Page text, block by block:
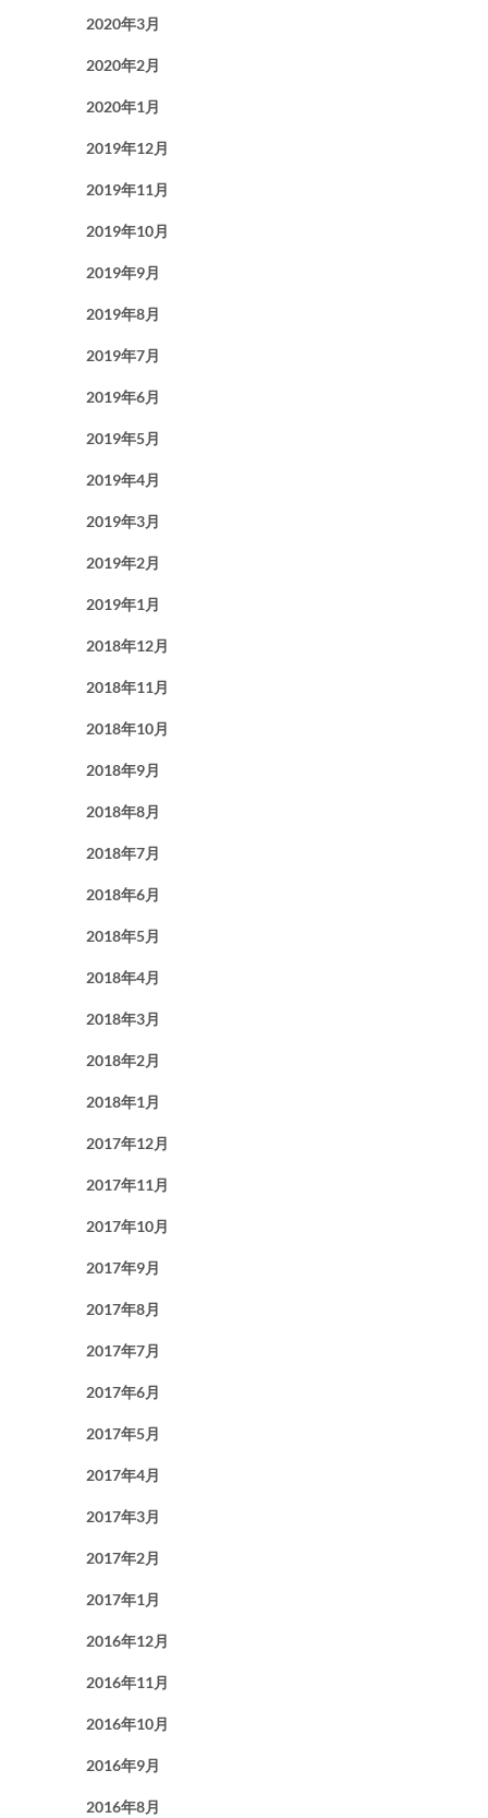
2020年3月
2020年2月
2020年1月
2019年12月
2019年11月
2019年10月
2019年9月
2019年8月
2019年7月
2019年6月
2019年5月
2019年4月
2019年3月
2019年2月
2019年1月
2018年12月
2018年11月
2018年10月
2018年9月
2018年8月
2018年7月
2018年6月
2018年5月
2018年4月
2018年3月
2018年2月
2018年1月
2017年12月
2017年11月
2017年10月
2017年9月
2017年8月
2017年7月
2017年6月
2017年5月
2017年4月
2017年3月
2017年2月
2017年1月
2016年12月
2016年11月
2016年10月
2016年9月
2016年8月